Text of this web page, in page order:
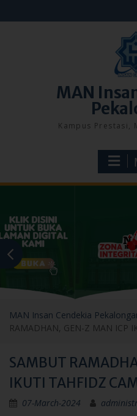
to
MAN
Kampus Prestasi,
MAN Insan Cendekia
RAMADHAN, GEN-Z MAN ICP
SAMBUT
IKUTI TAHFIDZ
07-March-2024